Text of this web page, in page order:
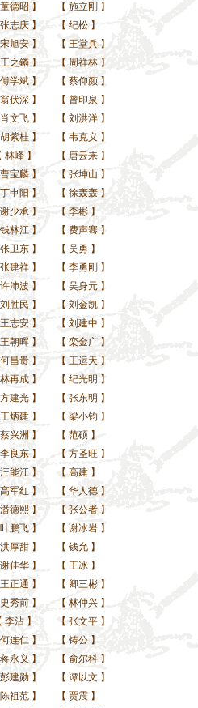
童德昭 】 【 施立刚 】
张志庆】 【 纪松 】
宋旭安】 【 王堂兵 】
王之鏻】 【 周祥林 】
傅学斌】 【 蔡仰颜 】
翁伏深】 【 曾印泉 】
肖文飞】 【 刘洪洋 】
胡紫桂】 【 韦克义 】
林峰】 【 唐云来 】
曹宝麟】 【 张坤山 】
丁申阳 】 【 徐轰轰 】
谢少承】 【 李彬 】
钱林江】 【 费声骞 】
张卫东】 【 吴勇 】
张建祥】 【 李勇刚 】
许沛波】 【 吴身元 】
刘胜民 】 【 刘金凯 】
王志安】 【 刘建中 】
王朝晖】 【 栾金广 】
何昌贵】 【 王运天 】
林再成】 【 纪光明 】
方建光】 【 张东明 】
王炳建】 【 梁小钧 】
蔡兴洲 】 【 范硕 】
李良东】 【 方圣旺 】
汪能江】 【 高建 】
高军红 】 【 华人德 】
潘德熙】 【 张公者 】
叶鹏飞】 【 谢冰岩 】
洪厚甜】 【 钱允 】
谢佳华】 【 王冰 】
王正通 】 【 卿三彬 】
史秀前】 【 林仲兴 】
李沾】 【 张文平 】
何连仁】 【 铸公 】
蒋永义 】 【 俞尔科 】
彭建勋】 【 谭以文 】
陈祖范】 【 贾震 】